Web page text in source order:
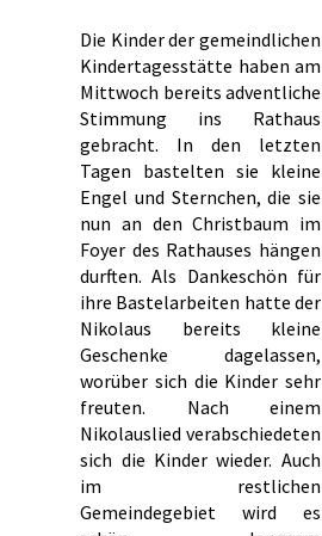
Die Kinder der gemeindlichen
Kindertagesstätte haben am
Mittwoch bereits adventliche
Stimmung ins Rathaus
gebracht. In den letzten
Tagen bastelten sie kleine
Engel und Sternchen, die sie
nun an den Christbaum im
Foyer des Rathauses hängen
durften. Als Dankeschön für
ihre Bastelarbeiten hatte der
Nikolaus bereits kleine
Geschenke dagelassen,
worüber sich die Kinder sehr
freuten. Nach einem
Nikolauslied verabschiedeten
sich die Kinder wieder. Auch
im restlichen
Gemeindegebiet wird es